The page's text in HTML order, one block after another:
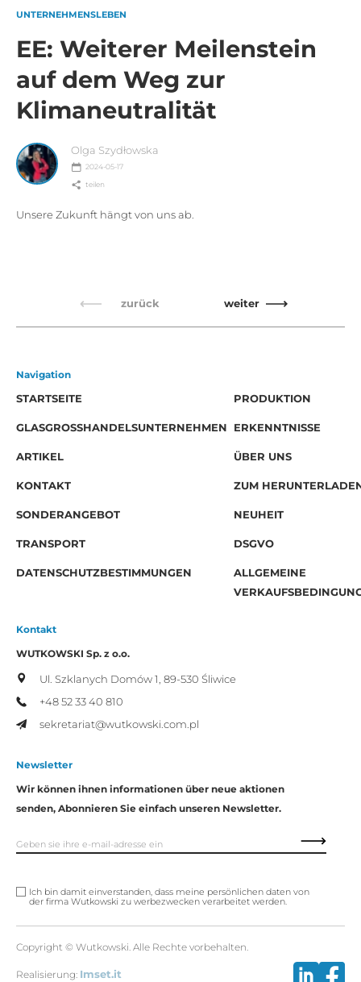
UNTERNEHMENSLEBEN
EE: Weiterer Meilenstein
auf dem Weg zur
Klimaneutralität
Olga Szydłowska
2024-05-17
teilen
Unsere Zukunft hängt von uns ab.
zurück weiter
Navigation
STARTSEITE
PRODUKTION
GLASGROSSHANDELSUNTERNEHMEN ERKENNTNISSE
ARTIKEL ÜBER UNS
KONTAKT ZUM
SONDERANGEBOT NEUHEIT
TRANSPORT DSGVO
DATENSCHUTZBESTIMMUNGEN
ALLGEMEINE
Kontakt
WUTKOWSKI Sp. z o.o.
Ul. Szklanych Domów 1, 89-530 Śliwice
+48 52 33 40 810
sekretariat@wutkowski.com.pl
Newsletter
Wir können ihnen informationen über neue aktionen
senden, Abonnieren Sie einfach unseren Newsletter.
Ich bin damit einverstanden, dass meine persönlichen daten von
der firma Wutkowski zu werbezwecken verarbeitet werden.
Realisierung: Imset.it
Copyright © Wutkowski. Alle Rechte vorbehalten.